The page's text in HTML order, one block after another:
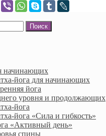
начинающих
йога для начинающих
йога
уровня и продолжающих
йога
йога «Сила и гибкость»
«Активный день»
спины